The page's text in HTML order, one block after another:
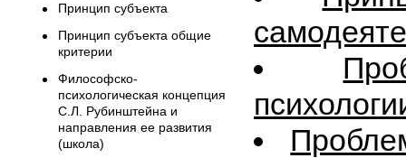
Принцип субъекта
Принцип субъекта общие
критерии
Философско-
психологическая концепция
С.Л. Рубинштейна и
направления ее развития
(школа)